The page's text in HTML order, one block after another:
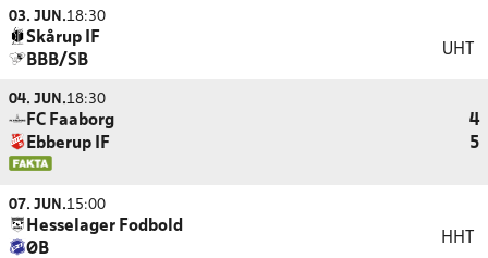
03. JUN.18:30
Skårup IF
BBB/SB
UHT
04. JUN.18:30
FC Faaborg
4
Ebberup IF
5
07. JUN.15:00
Hesselager Fodbold
ØB
HHT